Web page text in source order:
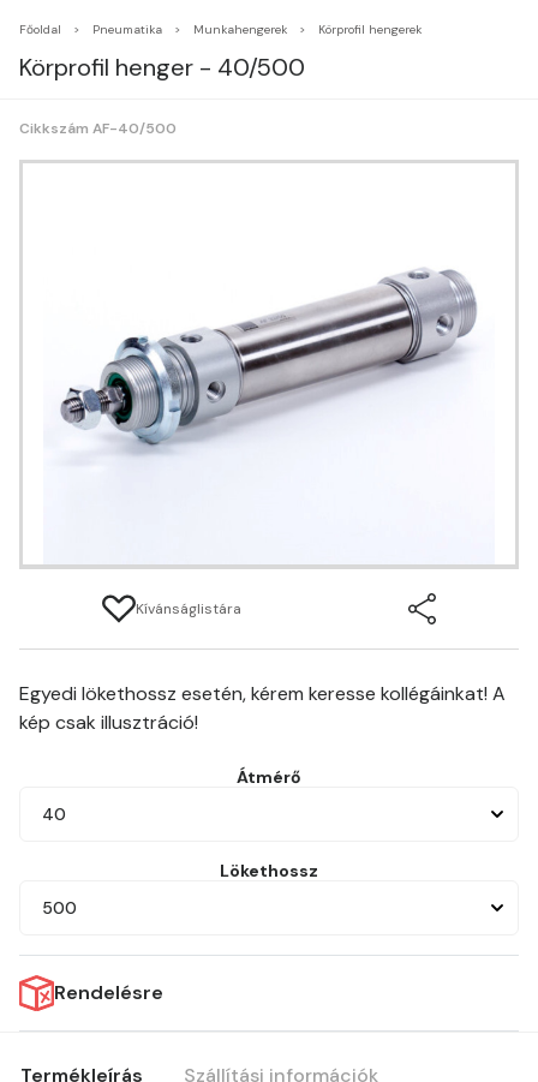
Főoldal Pneumatika Munkahengerek Körprofil hengerek
Körprofil henger - 40/500
Cikkszám AF-40/500
Kívánságlistára
Egyedi lökethossz esetén, kérem keresse kollégáinkat! A
kép csak illusztráció!
Átmérő
40
Lökethossz
500
Rendelésre
Termékleírás Szállítási információk